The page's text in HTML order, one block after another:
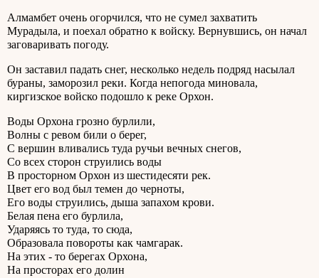
Алмамбет очень огорчился, что не сумел захватить
Мурадыла, и поехал обратно к войску. Вернувшись, он начал
заговаривать погоду.
Он заставил падать снег, несколько недель подряд насылал
бураны, заморозил реки. Когда непогода миновала,
киргизское войско подошло к реке Орхон.
Воды Орхона грозно бурлили,
Волны с ревом били о берег,
С вершин вливались туда ручьи вечных снегов,
Со всех сторон струились воды
В просторном Орхон из шестидесяти рек.
Цвет его вод был темен до черноты,
Его воды струились, дыша запахом крови.
Белая пена его бурлила,
Ударяясь то туда, то сюда,
Образовала повороты как чамгарак.
На этих - то берегах Орхона,
На просторах его долин